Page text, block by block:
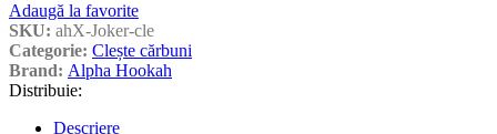
Adaugă la favorite
SKU: ahX-Joker-cle
Categorie: Clește cărbuni
Brand: Alpha Hookah
Distribuie:
Descriere